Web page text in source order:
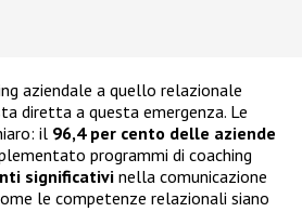
aziendale a quello relazionale
diretta a questa emergenza. Le
il 96,4 per cento delle aziende
programmi di coaching
significativi nella comunicazione
le competenze relazionali siano